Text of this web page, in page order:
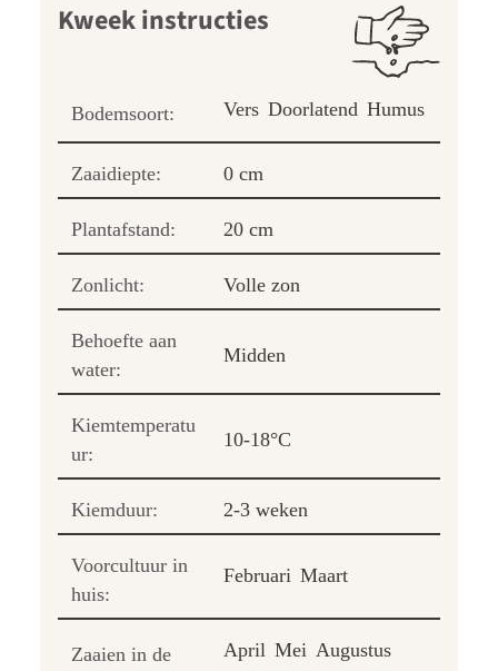
Kweek instructies
Bodemsoort: Vers Doorlatend Humus
Zaaidiepte: 0 cm
Plantafstand: 20 cm
Zonlicht: Volle zon
Behoefte aan
water:
Midden
Kiemtemperatu
ur:
10-18°C
Kiemduur: 2-3 weken
Voorcultuur in
huis:
Februari Maart
Zaaien in de
April Mei Augustus